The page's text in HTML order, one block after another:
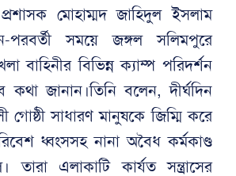
মোহাম্মদ জাহিদুল ইসলাম
পরবর্তী সময়ে জঙ্গল সলিমপুরে
বাহিনীর বিভিন্ন ক্যাম্প পরিদর্শন
জানান।তিনি বলেন, দীর্ঘদিন
গোষ্ঠী সাধারণ মানুষকে জিম্মি করে
ধ্বংসসহ নানা অবৈধ কর্মকাণ্ড
তারা এলাকাটি কার্যত সন্ত্রাসের